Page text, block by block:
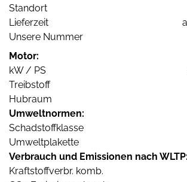
Standort
Lieferzeit
Unsere Nummer
Motor:
kW / PS
Treibstoff
Hubraum
Umweltnormen:
Schadstoffklasse
Umweltplakette
Verbrauch und Emissionen nach WLTP:
Kraftstoffverbr. komb.